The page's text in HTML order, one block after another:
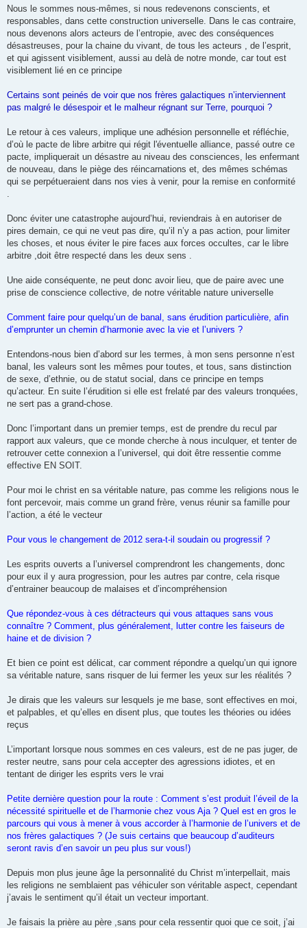
Nous le sommes nous-mêmes, si nous redevenons conscients, et
responsables, dans cette construction universelle. Dans le cas contraire,
nous devenons alors acteurs de l’entropie, avec des conséquences
désastreuses, pour la chaine du vivant, de tous les acteurs , de l’esprit,
et qui agissent visiblement, aussi au delà de notre monde, car tout est
visiblement lié en ce principe
Certains sont peinés de voir que nos frères galactiques n’interviennent
pas malgré le désespoir et le malheur régnant sur Terre, pourquoi ?
Le retour à ces valeurs, implique une adhésion personnelle et réfléchie,
d’où le pacte de libre arbitre qui régit l'éventuelle alliance, passé outre ce
pacte, impliquerait un désastre au niveau des consciences, les enfermant
de nouveau, dans le piège des réincarnations et, des mêmes schémas
qui se perpétueraient dans nos vies à venir, pour la remise en conformité
Donc éviter une catastrophe aujourd’hui, reviendrais à en autoriser de
pires demain, ce qui ne veut pas dire, qu’il n’y a pas action, pour limiter
les choses, et nous éviter le pire faces aux forces occultes, car le libre
arbitre ,doit être respecté dans les deux sens .
Une aide conséquente, ne peut donc avoir lieu, que de paire avec une
prise de conscience collective, de notre véritable nature universelle
Comment faire pour quelqu’un de banal, sans érudition particulière, afin
d’emprunter un chemin d’harmonie avec la vie et l’univers ?
Entendons-nous bien d’abord sur les termes, à mon sens personne n’est
banal, les valeurs sont les mêmes pour toutes, et tous, sans distinction
de sexe, d’ethnie, ou de statut social, dans ce principe en temps
qu’acteur. En suite l’érudition si elle est frelaté par des valeurs tronquées,
ne sert pas a grand-chose.
Donc l’important dans un premier temps, est de prendre du recul par
rapport aux valeurs, que ce monde cherche à nous inculquer, et tenter de
retrouver cette connexion a l’universel, qui doit être ressentie comme
effective EN SOIT.
Pour moi le christ en sa véritable nature, pas comme les religions nous le
font percevoir, mais comme un grand frère, venus réunir sa famille pour
l’action, a été le vecteur
Pour vous le changement de 2012 sera-t-il soudain ou progressif ?
Les esprits ouverts a l’universel comprendront les changements, donc
pour eux il y aura progression, pour les autres par contre, cela risque
d’entrainer beaucoup de malaises et d’incompréhension
Que répondez-vous à ces détracteurs qui vous attaques sans vous
connaître ? Comment, plus généralement, lutter contre les faiseurs de
haine et de division ?
Et bien ce point est délicat, car comment répondre a quelqu’un qui ignore
sa véritable nature, sans risquer de lui fermer les yeux sur les réalités ?
Je dirais que les valeurs sur lesquels je me base, sont effectives en moi,
et palpables, et qu’elles en disent plus, que toutes les théories ou idées
reçus
L’important lorsque nous sommes en ces valeurs, est de ne pas juger, de
rester neutre, sans pour cela accepter des agressions idiotes, et en
tentant de diriger les esprits vers le vrai
Petite dernière question pour la route : Comment s’est produit l’éveil de la
nécessité spirituelle et de l’harmonie chez vous Aja ? Quel est en gros le
parcours qui vous à mener à vous accorder à l’harmonie de l’univers et de
nos frères galactiques ? (Je suis certains que beaucoup d’auditeurs
seront ravis d’en savoir un peu plus sur vous!)
Depuis mon plus jeune âge la personnalité du Christ m’interpellait, mais
les religions ne semblaient pas véhiculer son véritable aspect, cependant
j’avais le sentiment qu’il était un vecteur important.
Je faisais la prière au père ,sans pour cela ressentir quoi que ce soit, j’ai